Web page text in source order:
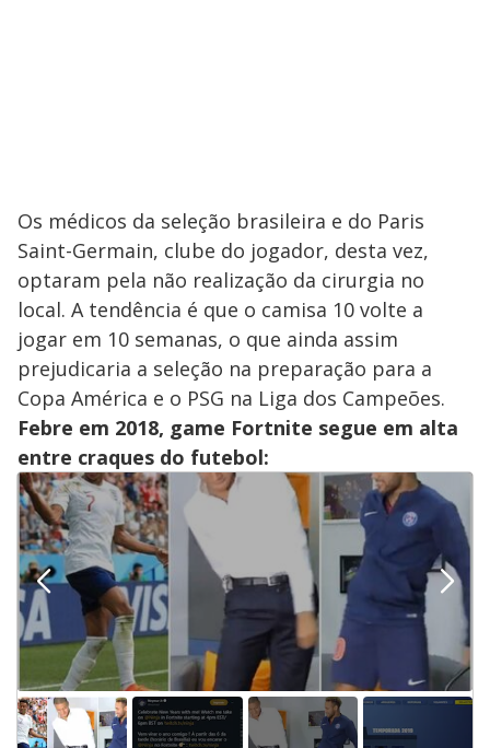
Os médicos da seleção brasileira e do Paris
Saint-Germain, clube do jogador, desta vez,
optaram pela não realização da cirurgia no
local. A tendência é que o camisa 10 volte a
jogar em 10 semanas, o que ainda assim
prejudicaria a seleção na preparação para a
Copa América e o PSG na Liga dos Campeões.
Febre em 2018, game Fortnite segue em alta
entre craques do futebol: